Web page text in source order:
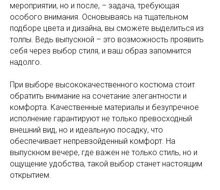
мероприятии, но и после, – задача, требующая
особого внимания. Основываясь на тщательном
подборе цвета и дизайна, вы сможете выделиться из
толпы. Ведь выпускной – это возможность проявить
себя через выбор стиля, и ваш образ запомнится
надолго.
При выборе высококачественного костюма стоит
обратить внимание на сочетание элегантности и
комфорта. Качественные материалы и безупречное
исполнение гарантируют не только превосходный
внешний вид, но и идеальную посадку, что
обеспечивает непревзойденный комфорт. На
выпускном вечере, где важен не только стиль, но и
ощущение удобства, такой выбор станет настоящим
открытием.